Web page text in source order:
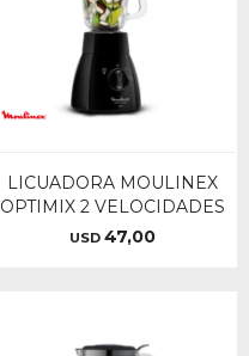
LICUADORA MOULINEX
OPTIMIX 2 VELOCIDADES
USD 47,00